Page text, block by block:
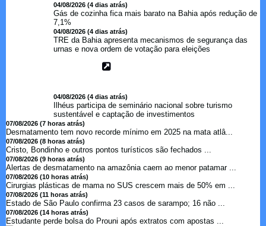
04/08/2026 (4 dias atrás)
Gás de cozinha fica mais barato na Bahia após redução de
7,1%
04/08/2026 (4 dias atrás)
TRE da Bahia apresenta mecanismos de segurança das
urnas e nova ordem de votação para eleições
04/08/2026 (4 dias atrás)
Ilhéus participa de seminário nacional sobre turismo
sustentável e captação de investimentos
07/08/2026 (7 horas atrás)
Desmatamento tem novo recorde mínimo em 2025 na mata atlâ...
07/08/2026 (8 horas atrás)
Cristo, Bondinho e outros pontos turísticos são fechados ...
07/08/2026 (9 horas atrás)
Alertas de desmatamento na amazônia caem ao menor patamar ...
07/08/2026 (10 horas atrás)
Cirurgias plásticas de mama no SUS crescem mais de 50% em ...
07/08/2026 (11 horas atrás)
Estado de São Paulo confirma 23 casos de sarampo; 16 não ...
07/08/2026 (14 horas atrás)
Estudante perde bolsa do Prouni após extratos com apostas ...